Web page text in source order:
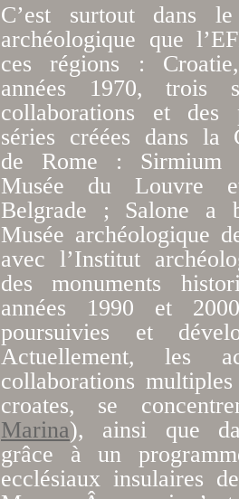
C’est surtout dans
archéologique que
ces régions :
années 1970,
collaborations et des
séries créées dans la
de Rome : Sirmium
Musée du Louvre
Belgrade ; Salone a
Musée archéologique
avec l’Institut
des monuments
années 1990 et
poursuivies et
Actuellement, les
collaborations
croates, se
Marina), ainsi que
grâce à un
ecclésiaux insulaires